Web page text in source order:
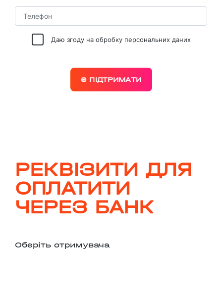
Даю згоду на обробку персональних даних
₴ ПІДТРИМАТИ
РЕКВІЗИТИ ДЛЯ
ОПЛАТИТИ
ЧЕРЕЗ БАНК
Оберіть отримувача